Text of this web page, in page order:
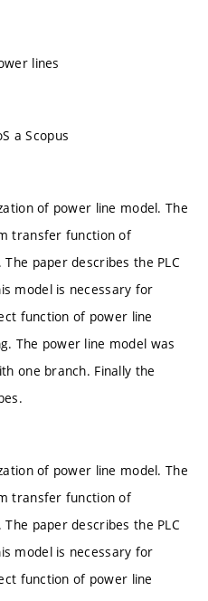
lines
a Scopus
of power line model. The
transfer function of
paper describes the PLC
model is necessary for
function of power line
The power line model was
one branch. Finally the
of power line model. The
transfer function of
paper describes the PLC
model is necessary for
function of power line